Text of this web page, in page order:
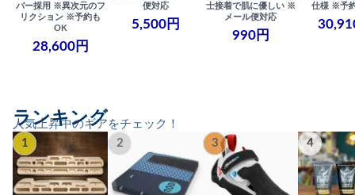
バー採用 ※異次元のフ
リクション ※予約も
OK
28,600円
便対応
5,500円
士接着で肌に優しい ※
メール便対応
990円
仕様 ※予
人気上昇中のギアをチェック！
ランキング
1 2 3 4